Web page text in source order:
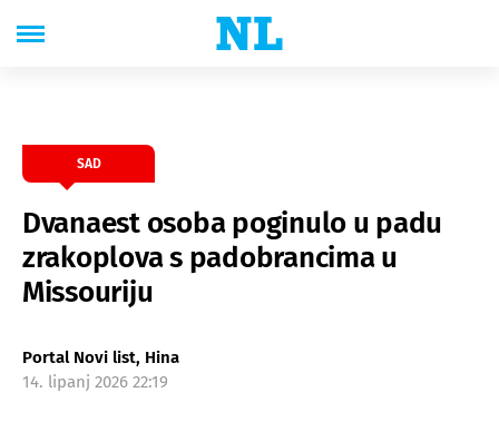
SAD
Dvanaest osoba poginulo u padu
zrakoplova s padobrancima u
Missouriju
Portal Novi list, Hina
14. lipanj 2026 22:19